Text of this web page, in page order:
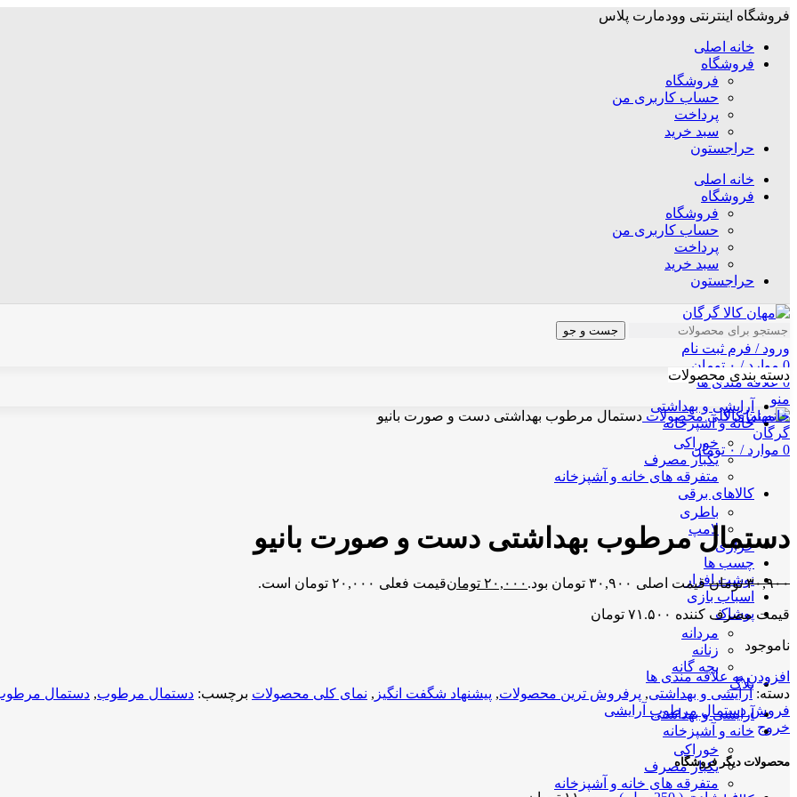
فروشگاه اینترنتی وودمارت پلاس
خانه اصلی
فروشگاه
فروشگاه
حساب کاربری من
پرداخت
سبد خرید
حراجستون
خانه اصلی
فروشگاه
فروشگاه
حساب کاربری من
پرداخت
سبد خرید
حراجستون
جست و جو
ورود / فرم ثبت نام
0 موارد / ۰ تومان
0 علاقه مندی ها
منو
0 موارد / ۰ تومان
دسته بندی محصولات
آرایشی و بهداشتی
خانه و آشپزخانه
خوراکی
یکبار مصرف
متفرقه های خانه و آشپزخانه
کالاهای برقی
باطری
لامپ
خرازی
چسب ها
نوشت افزار
اسباب بازی
پوشاک
مردانه
زنانه
بچه گانه
بلاگ
آرایشی و بهداشتی
خانه و آشپزخانه
خوراکی
یکبار مصرف
متفرقه های خانه و آشپزخانه
خانهنمای کلی محصولات دستمال مرطوب بهداشتی دست و صورت بانیو
-35%
ناموجود
برای بزرگنمایی کلیک کنید
دستمال مرطوب بهداشتی دست و صورت بانیو
۳۰,۹۰۰ تومان قیمت اصلی ۳۰,۹۰۰ تومان بود. ۲۰,۰۰۰ تومانقیمت فعلی ۲۰,۰۰۰ تومان است.
قیمت مصرف کننده ۷۱.۵۰۰ تومان
ناموجود
افزودن به علاقه مندی ها
دسته: آرایشی و بهداشتی, پرفروش ترین محصولات, پیشنهاد شگفت انگیز , نمای کلی محصولات برچسب: دستمال مرطوب, دستمال
فروش دستمال مرطوب آرایشی
خروج
محصولات دیگر فروشگاه